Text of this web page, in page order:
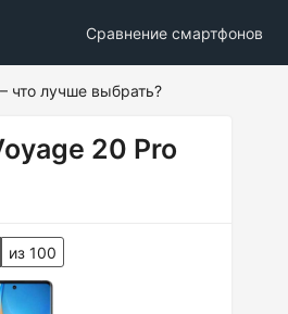
Сравнение смартфонов
что лучше выбрать?
20 Pro
из 100